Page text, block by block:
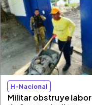
H-Nacional
Militar obstruye labor